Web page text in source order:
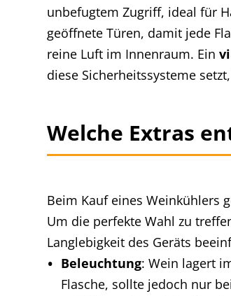
unbefugtem Zugriff, ideal für
geöffnete Türen, damit jede
reine Luft im Innenraum. Ein
diese Sicherheitssysteme
Welche Extras
Beim Kauf eines Weinkühlers
Um die perfekte Wahl zu
Langlebigkeit des Geräts
Beleuchtung: Wein lagert
Flasche, sollte jedoch nur